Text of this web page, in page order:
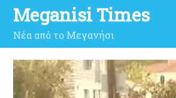
Meganisi Times
Νέα από το Μεγανήσι